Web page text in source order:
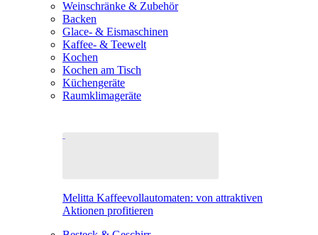
Weinschränke & Zubehör
Backen
Glace- & Eismaschinen
Kaffee- & Teewelt
Kochen
Kochen am Tisch
Küchengeräte
Raumklimageräte
Melitta Kaffeevollautomaten: von attraktiven
Aktionen profitieren